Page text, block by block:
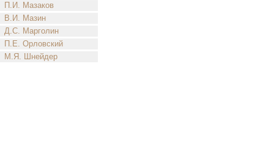
П.И. Мазаков
В.И. Мазин
Д.С. Марголин
П.Е. Орловский
М.Я. Шнейдер